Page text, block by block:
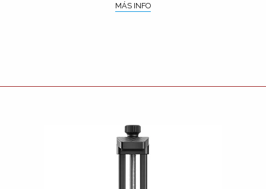
MÁS INFO